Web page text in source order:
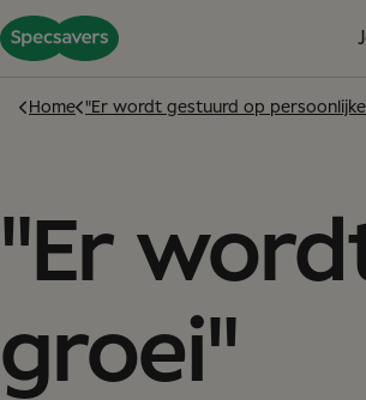
Home "Er wordt gestuurd op
"Er
groei"